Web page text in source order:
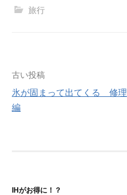
旅行
投
稿
ー
古い投稿
氷が固まって出てくる 修理
編
IHがお得に！？